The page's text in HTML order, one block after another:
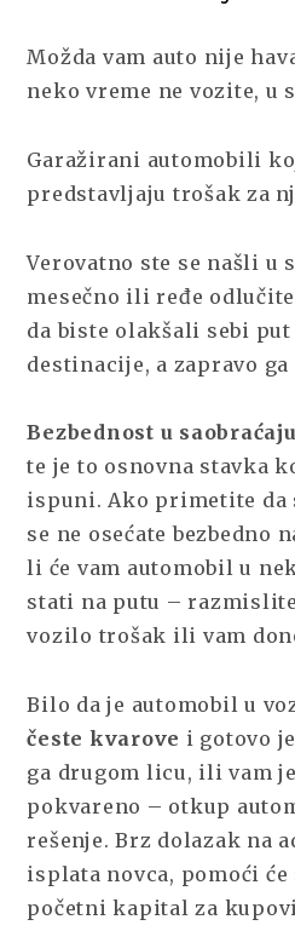
Možda vam auto nije
neko vreme ne vozite, u
Garažirani automobili
predstavljaju trošak za
Verovatno ste se našli u
mesečno ili ređe
da biste olakšali sebi put
destinacije, a zapravo ga
Bezbednost u saobraćaju
te je to osnovna stavka
ispuni. Ako primetite da
se ne osećate bezbedno
li će vam automobil u
stati na putu –
vozilo trošak ili vam
Bilo da je automobil u
česte kvarove i gotovo
ga drugom licu, ili vam
pokvareno – otkup
rešenje. Brz dolazak na
isplata novca, pomoći će
početni kapital za